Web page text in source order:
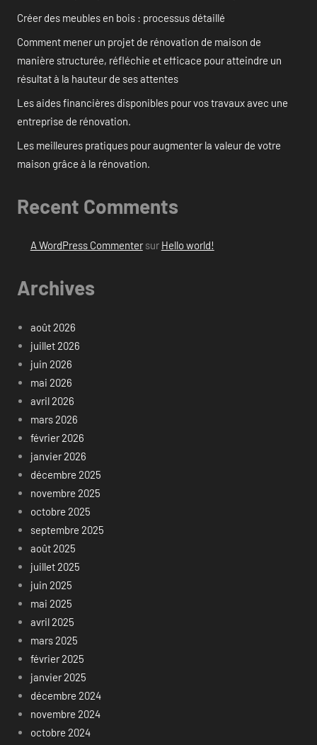
Créer des meubles en bois : processus détaillé
Comment mener un projet de rénovation de maison de
manière structurée, réfléchie et efficace pour atteindre un
résultat à la hauteur de ses attentes
Les aides financières disponibles pour vos travaux avec une
entreprise de rénovation.
Les meilleures pratiques pour augmenter la valeur de votre
maison grâce à la rénovation.
Recent Comments
A WordPress Commentersur Hello world!
Archives
août 2026
juillet 2026
juin 2026
mai 2026
avril 2026
mars 2026
février 2026
janvier 2026
décembre 2025
novembre 2025
octobre 2025
septembre 2025
août 2025
juillet 2025
juin 2025
mai 2025
avril 2025
mars 2025
février 2025
janvier 2025
décembre 2024
novembre 2024
octobre 2024